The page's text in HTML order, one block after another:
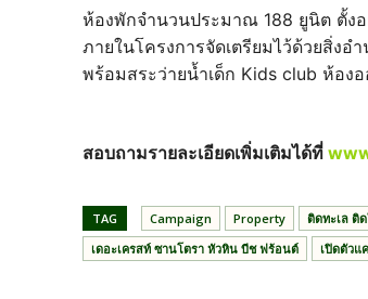
ห้องพักจำนวนประมาณ 188 ยูนิต ตั้ง
ภายในโครงการจัดเตรียมไว้ด้วยสิ่ง
พร้อมสระว่ายน้ำเด็ก Kids club ห้อ
สอบถามรายละเอียดเพิ่มเติมได้ที่
TAG Campaign Property ติดทะเล ติด
เดอะเครสท์ ซานโตรา หัวหิน บีช ฟร้อนต์
เปิดตัวแ